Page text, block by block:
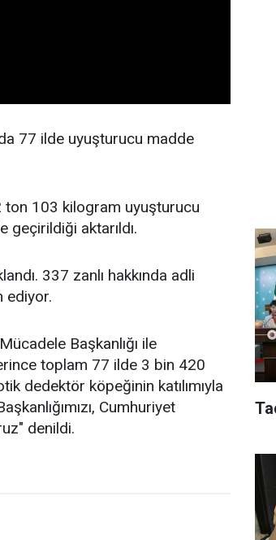
77 ilde uyuşturucu madde
ton 103 kilogram uyuşturucu
aktarıldı.
337 zanlı hakkında adli
ediyor.
Başkanlığı ile
toplam 77 ilde 3 bin 420
dedektör köpeğinin katılımıyla
Cumhuriyet
denildi.